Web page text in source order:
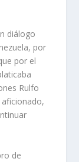
diálogo
por
por el
Rulfo
de